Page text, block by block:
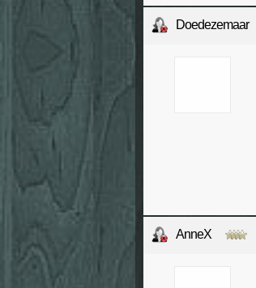
Doedezemaar
AnneX